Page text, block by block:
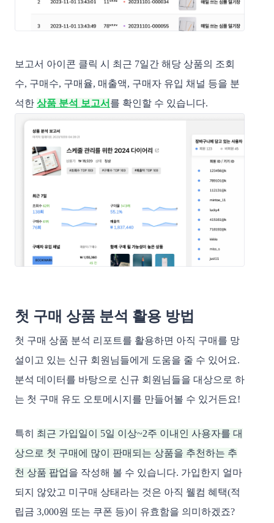
보고서 아이콘 클릭 시 최근 7일간 해당 상품의 조회
수, 구매수, 구매율, 매출액, 구매자 유입 채널 등을 분
석한 상품 분석 보고서 를 확인할 수 있습니다.
첫 구매 상품 분석 활용 방법
첫 구매 상품 분석 리포트를 활용하면 아직 구매를 망
설이고 있는 신규 회원님들에게 도움을 줄 수 있어요.
분석 데이터를 바탕으로 신규 회원님들을 대상으로 하
는 첫 구매 유도 오토메시지를 만들어볼 수 있거든요!
특히 최근 가입일이 5일 이상~2주 이내인 사용자를 대
상으로 첫 구매에 많이 판매되는 상품을 추천하는 추
천 상품 팝업을 작성해 볼 수 있습니다. 가입한지 얼마
되지 않았고 미구매 상태라는 것은 아직 웰컴 혜택(적
립금 3,000원 또는 쿠폰 등)이 유효함을 의미하겠죠?